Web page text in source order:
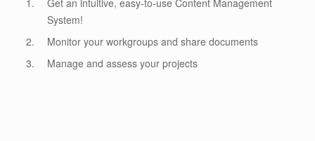
System!
Monitor your workgroups and share documents
Manage and assess your projects